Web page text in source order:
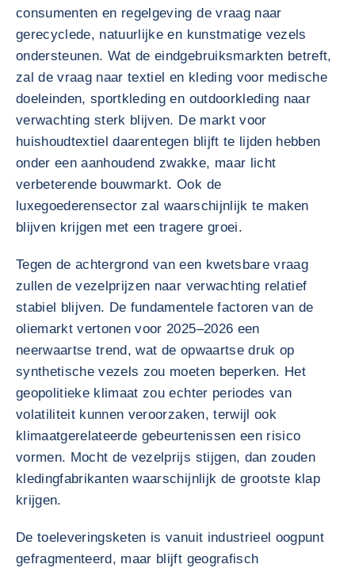
consumenten en regelgeving de vraag naar
gerecyclede, natuurlijke en kunstmatige vezels
ondersteunen. Wat de eindgebruiksmarkten betreft,
zal de vraag naar textiel en kleding voor medische
doeleinden, sportkleding en outdoorkleding naar
verwachting sterk blijven. De markt voor
huishoudtextiel daarentegen blijft te lijden hebben
onder een aanhoudend zwakke, maar licht
verbeterende bouwmarkt. Ook de
luxegoederensector zal waarschijnlijk te maken
blijven krijgen met een tragere groei.
Tegen de achtergrond van een kwetsbare vraag
zullen de vezelprijzen naar verwachting relatief
stabiel blijven. De fundamentele factoren van de
oliemarkt vertonen voor 2025–2026 een
neerwaartse trend, wat de opwaartse druk op
synthetische vezels zou moeten beperken. Het
geopolitieke klimaat zou echter periodes van
volatiliteit kunnen veroorzaken, terwijl ook
klimaatgerelateerde gebeurtenissen een risico
vormen. Mocht de vezelprijs stijgen, dan zouden
kledingfabrikanten waarschijnlijk de grootste klap
krijgen.
De toeleveringsketen is vanuit industrieel oogpunt
gefragmenteerd, maar blijft geografisch